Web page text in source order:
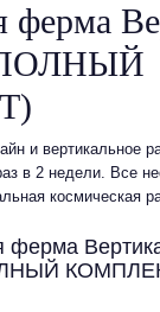
ферма
и вертикальное
в 2 недели. Все
космическая